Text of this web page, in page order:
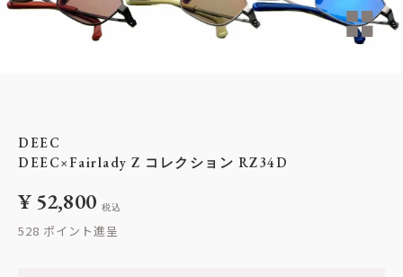
DEEC
DEEC×Fairlady Z コレクション RZ34D
¥ 52,800 税込
528